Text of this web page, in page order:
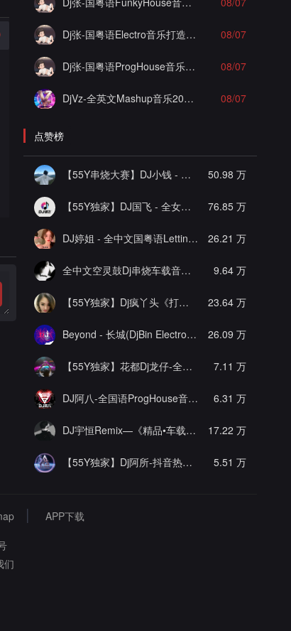
Dj张-国粤语Electro音乐打造凤姐黄昏专属实录串烧Vol.2 08/07
Dj张-国粤语ProgHouse音乐凯旋一号杨佟瑄杨小姐私人定制爱你但说不出口混搭实录串烧Vol.13 08/07
DjVz-全英文Mashup音乐2026电音房派对男女说唱气氛上头慢摇串烧 08/07
点赞榜
【55Y串烧大赛】DJ小钱 - 全中文旋律2025抖音热播精选串烧 50.98 万
【55Y独家】DJ国飞 - 全女声撕心裂肺的伤感情歌精选集-HiFi高清立体声车载连版大碟 76.85 万
DJ婷姐 - 全中文国粤语LettingGo抖音新版慢摇串烧 26.21 万
全中文空灵鼓Dj串烧车载音乐 [推荐]9.64 万
【55Y独家】Dj疯丫头《打歌妹》国粤语Funk音乐抖音热播55Y车载串烧 23.64 万
Beyond - 长城(DjBin Electro Rmx 2023 v2) 26.09 万
【55Y独家】花都Dj龙仔-全中文FunkyHouse音乐近期网络流行热播慢摇串烧 7.11 万
DJ阿八-全国语ProgHouse音乐大头针翻唱抖音热播专辑串烧 6.31 万
DJ宇恒Remix—《精品•车载》中文国会鼓ProgHouse 17.22 万
【55Y独家】Dj阿所-抖音热播爆了FunKyHouse中英文串烧 5.51 万
APP下载
们